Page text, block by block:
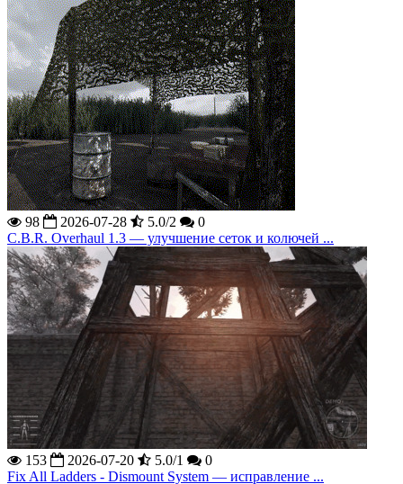
98 2026-07-28 5.0/2
0
C.B.R. Overhaul 1.3 — улучшение сеток и колючей ...
153 2026-07-20 5.0/1
0
Fix All Ladders - Dismount System — исправление ...